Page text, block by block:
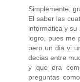
Simplemente,
El saber las
informatica y
logro, pues me
pero un dia vi
decias entre
y que era
preguntas